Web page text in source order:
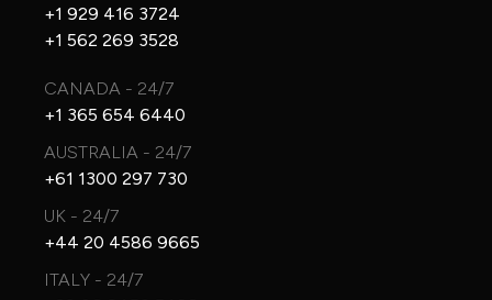
+1 929 416 3724
+1 562 269 3528
CANADA - 24/7
+1 365 654 6440
AUSTRALIA - 24/7
+61 1300 297 730
UK - 24/7
+44 20 4586 9665
ITALY - 24/7